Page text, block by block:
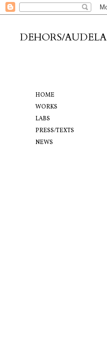
DEHORS/AUDELA
HOME
WORKS
LABS
PRESS/TEXTS
NEWS